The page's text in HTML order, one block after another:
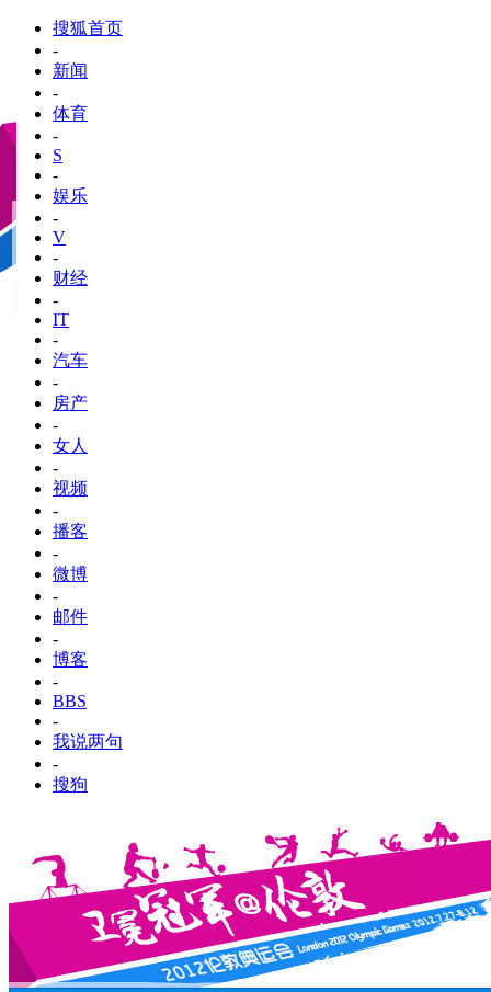
搜狐首页
-
新闻
-
体育
-
S
-
娱乐
-
V
-
财经
-
IT
-
汽车
-
房产
-
女人
-
视频
-
播客
-
微博
-
邮件
-
博客
-
BBS
-
我说两句
-
搜狗